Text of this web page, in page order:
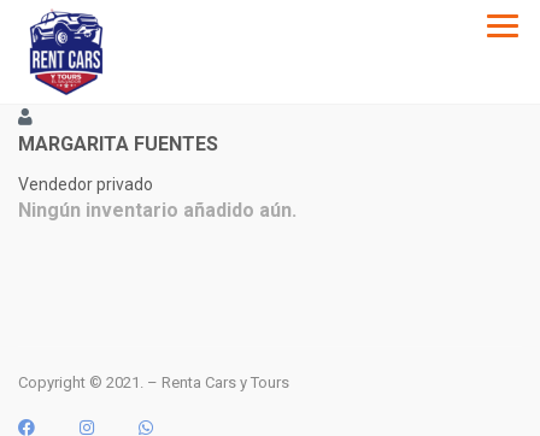
MARGARITA FUENTES
Vendedor privado
Ningún inventario añadido aún.
Copyright © 2021. – Renta Cars y Tours